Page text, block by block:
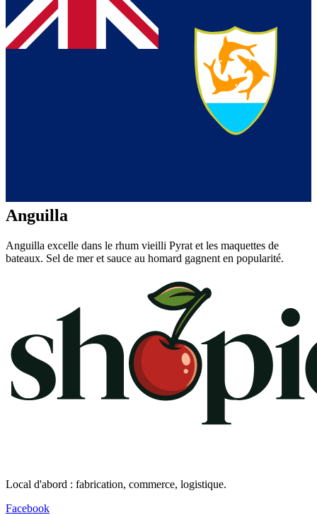
Anguilla
Anguilla excelle dans le rhum vieilli Pyrat et les maquettes de
bateaux. Sel de mer et sauce au homard gagnent en popularité.
Local d'abord : fabrication, commerce, logistique.
Facebook